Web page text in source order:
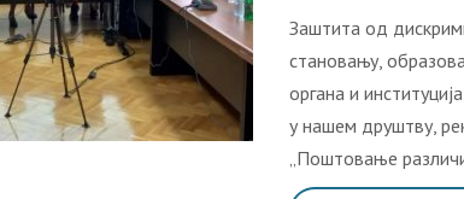
Заштита од
становању,
органа и
у нашем друштву,
„Пoштoвaњe